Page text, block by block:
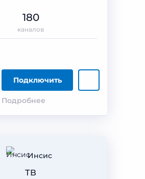
Подключить
Подробнее
180
каналов
Инсис
ТВ